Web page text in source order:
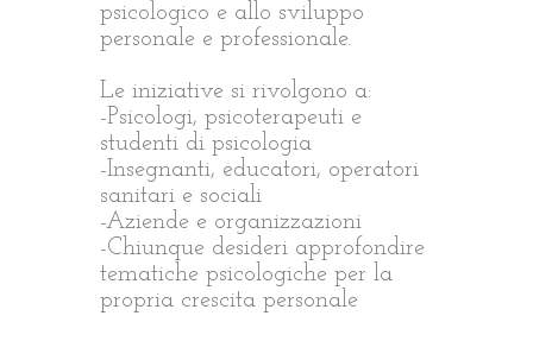
psicologico e allo sviluppo
personale e professionale.
Le iniziative si rivolgono a:
-Psicologi, psicoterapeuti e
studenti di psicologia
-Insegnanti, educatori, operatori
sanitari e sociali
-Aziende e organizzazioni
-Chiunque desideri approfondire
tematiche psicologiche per la
propria crescita personale